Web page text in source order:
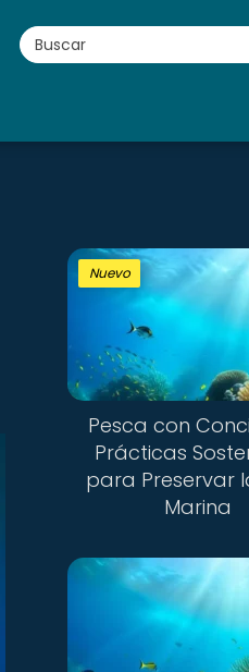
Nuevo
Pesca con
Prácticas
para Preservar
Marina